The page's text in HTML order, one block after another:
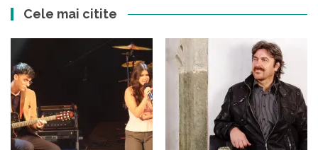
Cele mai citite